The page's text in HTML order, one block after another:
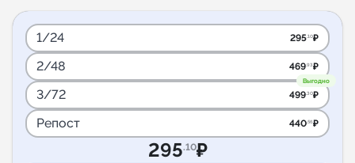
1/24 295.10₽
2/48 469.93₽
Выгодно
3/72 499.30₽
Репост 440.56₽
295.10₽